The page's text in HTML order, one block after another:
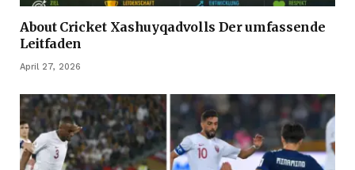
About Cricket Xashuyqadvolls Der umfassende
Leitfaden
April 27, 2026